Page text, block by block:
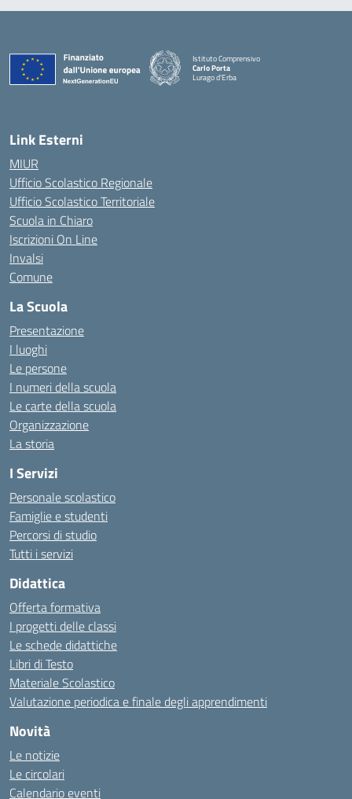
Istituto Comprensivo
Carlo Porta
Lurago d'Erba
— Visita la pagina iniziale della scuola
Link Esterni
MIUR
Ufficio Scolastico Regionale
Ufficio Scolastico Territoriale
Scuola in Chiaro
Iscrizioni On Line
Invalsi
Comune
La Scuola
Presentazione
I luoghi
Le persone
I numeri della scuola
Le carte della scuola
Organizzazione
La storia
I Servizi
Personale scolastico
Famiglie e studenti
Percorsi di studio
Tutti i servizi
Didattica
Offerta formativa
I progetti delle classi
Le schede didattiche
Libri di Testo
Materiale Scolastico
Valutazione periodica e finale degli apprendimenti
Novità
Le notizie
Le circolari
Calendario eventi